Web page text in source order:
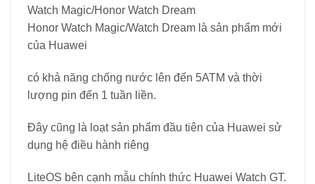
Watch Magic/Honor Watch Dream
Honor Watch Magic/Watch Dream là sản phẩm mới
của Huawei
có khả năng chống nước lên đến 5ATM và thời
lượng pin đến 1 tuần liền.
Đây cũng là loạt sản phẩm đầu tiên của Huawei sử
dụng hệ điều hành riêng
LiteOS bên cạnh mẫu chính thức Huawei Watch GT.